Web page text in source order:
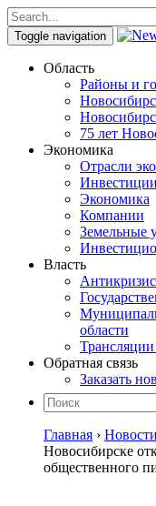
Toggle navigation
Область
Районы и
75 лет
Экономика
Отрасли
Инвестиции
Экономика
Компании
Земельные
Власть
области
Трансляции
Обратная связь
Заказать
Главная › Новости
Новосибирске
общественного